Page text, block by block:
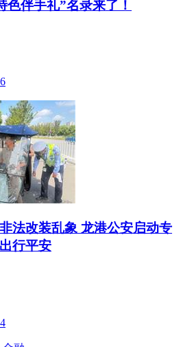
色伴手礼”名录来了！
法改装乱象 龙港公安启动专
行平安